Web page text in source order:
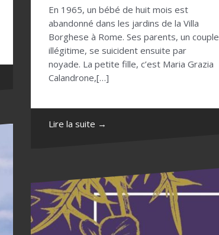
En 1965, un bébé de huit mois est
abandonné dans les jardins de la Villa
Borghese à Rome. Ses parents, un couple
illégitime, se suicident ensuite par
noyade. La petite fille, c’est Maria Grazia
Calandrone,[…]
Lire la suite →